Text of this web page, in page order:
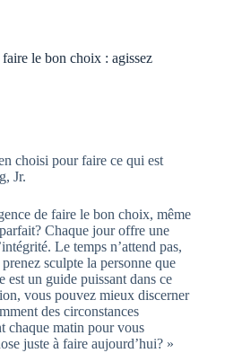
le bon choix : agissez
choisi pour faire ce qui est
Jr.
de faire le bon choix, même
Chaque jour offre une
Le temps n’attend pas,
sculpte la personne que
est un guide puissant dans ce
vous pouvez mieux discerner
des circonstances
chaque matin pour vous
juste à faire aujourd’hui? »